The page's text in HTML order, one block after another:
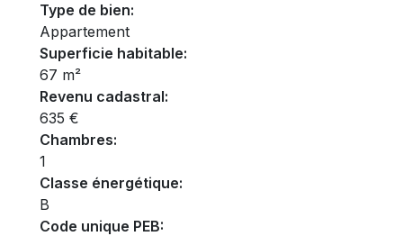
Type de bien:
Appartement
Superficie habitable:
67 m²
Revenu cadastral:
635 €
Chambres:
1
Classe énergétique:
B
Code unique PEB: